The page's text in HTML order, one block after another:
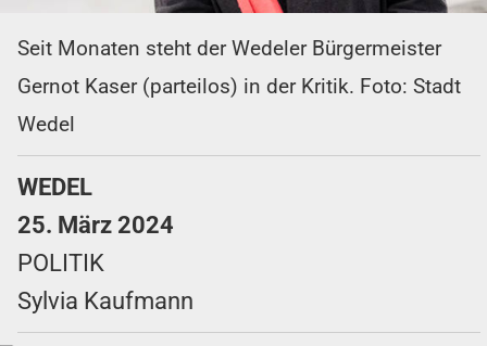
Seit Monaten steht der Wedeler Bürgermeister
Gernot Kaser (parteilos) in der Kritik. Foto: Stadt
Wedel
WEDEL
25. März 2024
POLITIK
Sylvia Kaufmann